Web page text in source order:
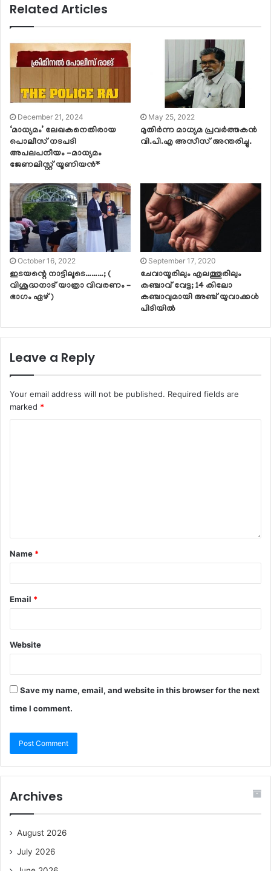
Related Articles
December 21, 2024
‘മാധ്യമം’ ലേഖകനെതിരായ​
പൊലീസ് നടപടി
അപലപനീയം -മാധ്യമം ​
ജേണലിസ്റ്റ് യൂണിയൻ*
May 25, 2022
മുതിർന്ന മാധ്യമ പ്രവർത്തകൻ
വി.പി.എ അസീസ് അന്തരിച്ചു.
October 16, 2022
ഇടയന്റെ നാട്ടിലൂടെ………; (
വിശുദ്ധനാട് യാത്രാ വിവരണം –
ഭാഗം ഏഴ് )
September 17, 2020
ചേവായൂരിലും എലത്തൂരിലും
കഞ്ചാവ് വേട്ട; 14 കിലോ
കഞ്ചാവുമായി അഞ്ച് യുവാക്കൾ
പിടിയിൽ
Leave a Reply
Your email address will not be published. Required fields are
marked *
Name *
Email *
Website
Save my name, email, and website in this browser for the next
time I comment.
Archives
August 2026
July 2026